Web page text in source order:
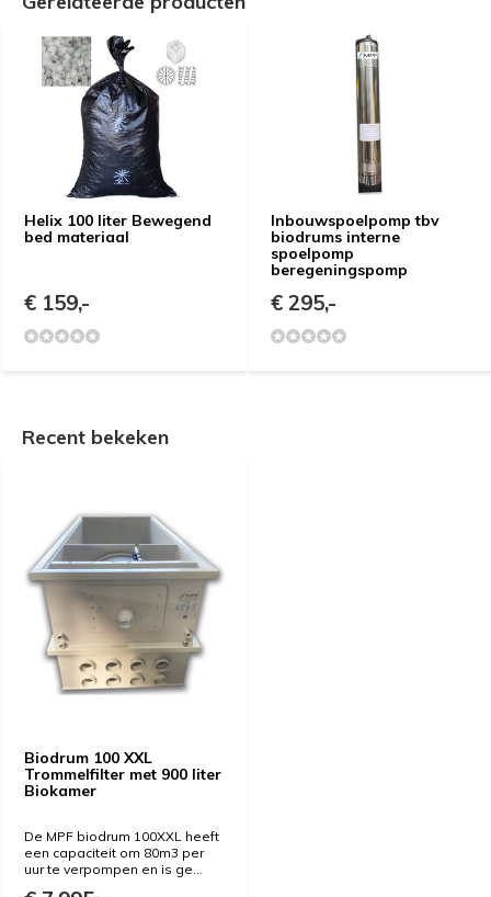
Helix 100 liter Bewegend
bed materiaal
€ 159,-
Inbouwspoelpomp tbv
biodrums interne
spoelpomp
beregeningspomp
€ 295,-
Recent bekeken
Biodrum 100 XXL
Trommelfilter met 900 liter
Biokamer
De MPF biodrum 100XXL heeft
een capaciteit om 80m3 per
uur te verpompen en is ge...